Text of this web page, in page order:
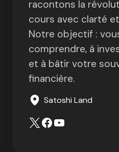
racontons la
cours avec clarté
Notre objectif :
comprendre, à
et à bâtir votre
financière.
Satoshi Land